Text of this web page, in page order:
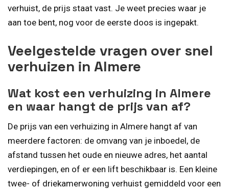
verhuist, de prijs staat vast. Je weet precies waar je
aan toe bent, nog voor de eerste doos is ingepakt.
Veelgestelde vragen over snel
verhuizen in Almere
Wat kost een verhuizing in Almere
en waar hangt de prijs van af?
De prijs van een verhuizing in Almere hangt af van
meerdere factoren: de omvang van je inboedel, de
afstand tussen het oude en nieuwe adres, het aantal
verdiepingen, en of er een lift beschikbaar is. Een kleine
twee- of driekamerwoning verhuist gemiddeld voor een